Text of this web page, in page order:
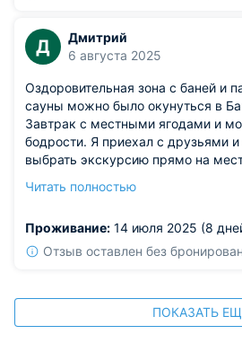
Д
Дмитрий
6 августа 2025
Оздоровительная зона с баней и
сауны можно было окунуться в
Завтрак с местными ягодами и
бодрости. Я приехал с друзьями
выбрать экскурсию прямо на
купания. Утро начиналось с
гармонии с природой стала
Из недостатков: слабый напор
Читать полностью
Проживание: 14 июля 2025 (8
Отзыв оставлен без
ПОКАЗАТЬ